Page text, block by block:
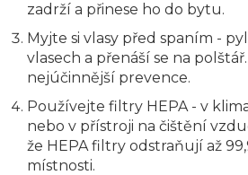
zadrží a přinese ho do bytu.
Myjte si vlasy před spaním -
vlasech a přenáší se na
nejúčinnější prevence.
Používejte filtry HEPA- v
nebo v přístroji na čištění
že HEPA filtry odstraňují až
místnosti.